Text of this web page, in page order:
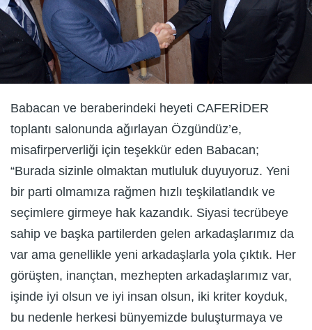
Babacan ve beraberindeki heyeti CAFERİDER
toplantı salonunda ağırlayan Özgündüz’e,
misafirperverliği için teşekkür eden Babacan;
“Burada sizinle olmaktan mutluluk duyuyoruz. Yeni
bir parti olmamıza rağmen hızlı teşkilatlandık ve
seçimlere girmeye hak kazandık. Siyasi tecrübeye
sahip ve başka partilerden gelen arkadaşlarımız da
var ama genellikle yeni arkadaşlarla yola çıktık. Her
görüşten, inançtan, mezhepten arkadaşlarımız var,
işinde iyi olsun ve iyi insan olsun, iki kriter koyduk,
bu nedenle herkesi bünyemizde buluşturmaya ve